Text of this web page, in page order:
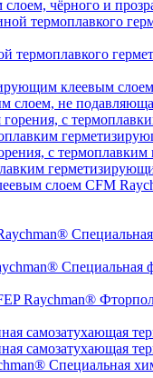
чёрного и
термоплавкого
слоем, не
Специальная
самозатухающая
самозатухающая
Специальная